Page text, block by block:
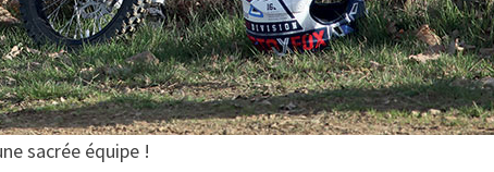
sacrée équipe !